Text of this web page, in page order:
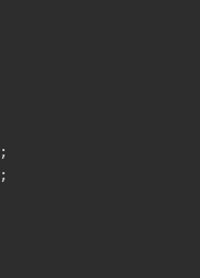
;
;